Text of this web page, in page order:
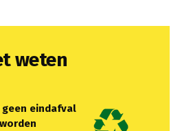
weten
geen eindafval